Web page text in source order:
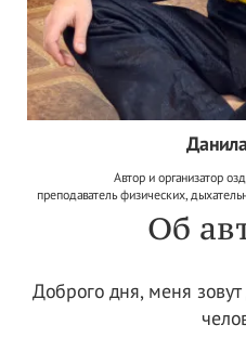
Автор и организатор
преподаватель физических,
Об
Доброго дня, меня